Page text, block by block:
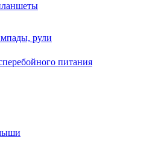
рули
питания